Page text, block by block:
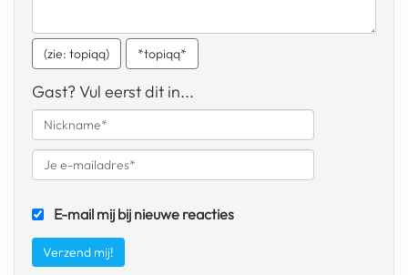
it really whips the llama s
ass
chinese automerken
boring phone
dunkin donuts
ryanair
(zie: topiqq) *topiqq*
Gast? Vul eerst dit in...
E-mail mij bij nieuwe reacties